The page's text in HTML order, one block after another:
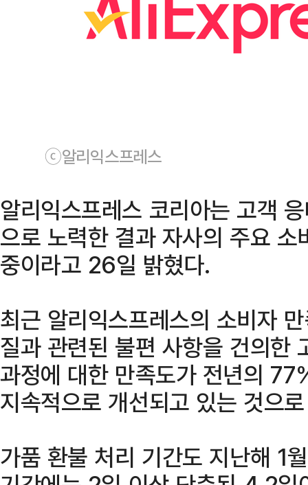
ⓒ알리익스프레스
알리익스프레스 코리아는 고객
으로 노력한 결과 자사의 주요
중이라고 26일 밝혔다.
최근 알리익스프레스의 소비자
질과 관련된 불편 사항을 건의한
과정에 대한 만족도가 전년의
지속적으로 개선되고 있는 것으
가품 환불 처리 기간도 지난해 1